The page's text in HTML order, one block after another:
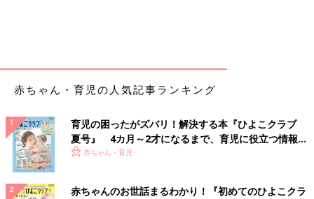
赤ちゃん・育児の人気記事ランキング
育児の困ったがズバリ！解決する本『ひよこクラブ
夏号』 4カ月～2才になるまで、育児に役立つ情報が
いっぱい！
赤ちゃん・育児
赤ちゃんのお世話まるわかり！『初めてのひよこクラ